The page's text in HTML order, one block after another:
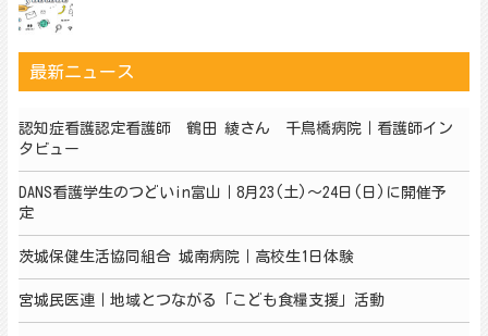
最新ニュース
認知症看護認定看護師 鶴田 綾さん 千鳥橋病院｜看護師イン
タビュー
DANS看護学生のつどいin富山｜8月23(土)～24日(日)に開催予
定
茨城保健生活協同組合 城南病院｜高校生1日体験
宮城民医連｜地域とつながる「こども食糧支援」活動